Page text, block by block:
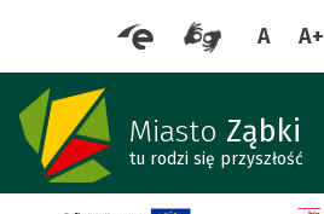
A A+
Miasto Ząbki
tu rodzi się przyszłość